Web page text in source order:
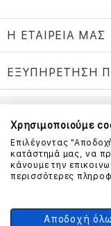
Η ΕΤΑΙΡΕΙΑ ΜΑΣ
ΕΞΥΠΗΡΕΤΗΣΗ
(Χρεώση
Χρησιμοποιούμε
Επιλέγοντας
κατάστημά μας, να
κάνουμε την
περισσότερες
Αποδοχή